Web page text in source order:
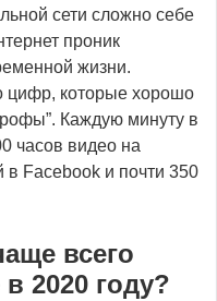
сети сложно себе
проник
жизни.
цифр, которые хорошо
Каждую минуту в
часов видео на
Facebook и почти 350
всего
2020 году?